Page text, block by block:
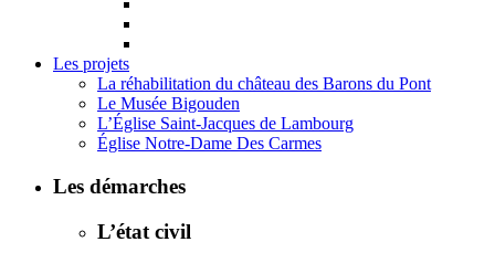
Les projets
La réhabilitation du château des Barons du Pont
Le Musée Bigouden
L’Église Saint-Jacques de Lambourg
Église Notre-Dame Des Carmes
Les démarches
L’état civil